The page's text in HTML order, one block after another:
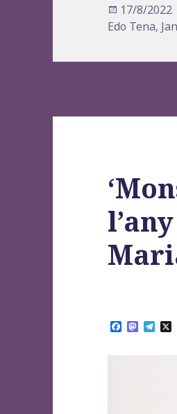
Publicat
el
17/8/2022
Edo Tena,
F M T